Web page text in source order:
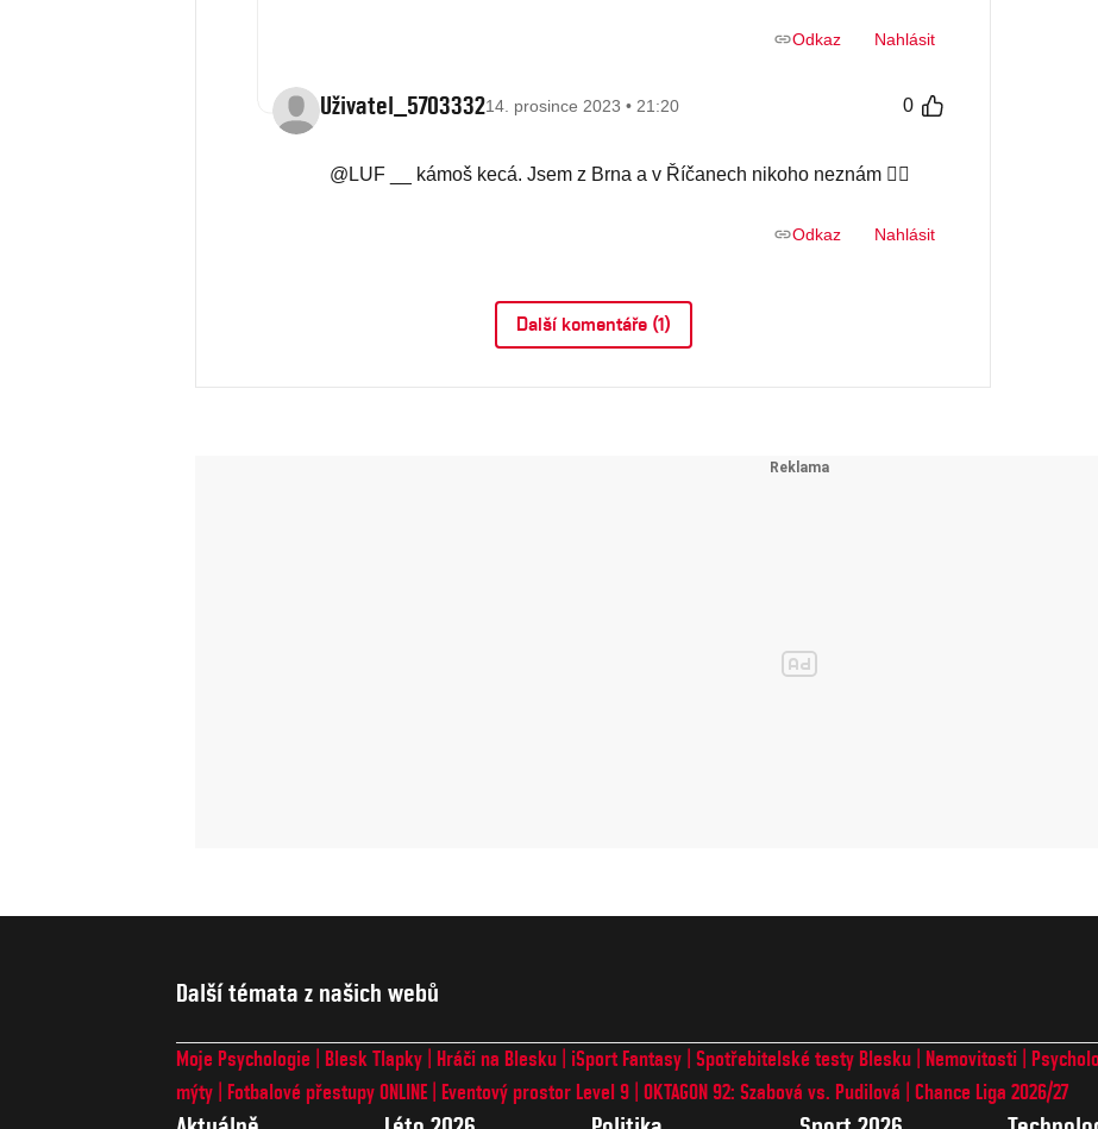
Odkaz Nahlásit
Uživatel_570333214. prosince 2023 • 21:20 0
@LUF __ kámoš kecá. Jsem z Brna a v Říčanech nikoho neznám 🤦‍♂️
Odkaz Nahlásit
Další komentáře (1)
Další témata z našich webů
Moje Psychologie Blesk Tlapky Hráči na Blesku iSport Fantasy Spotřebitelské testy Blesku Nemovitosti
mýty
Fotbalové přestupy ONLINE Eventový prostor Level 9 OKTAGON 92: Szabová vs. Pudilová Chance Liga 2026/27